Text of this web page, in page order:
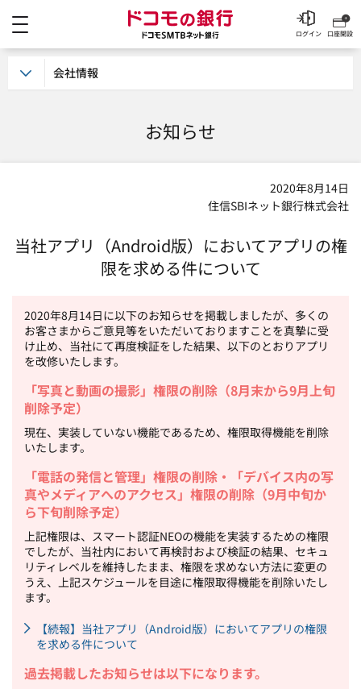
ドコモの銀行 ドコモ
口座開設
ログイン
お知らせ
2020年8月14日
住信SBIネット銀行株式会社
当社アプリ（Android版）においてアプリの権
限を求める件について
2020年8月14日に以下のお知らせを掲載しましたが、多くの
お客さまからご意見等をいただいておりますことを真摯に受
け止め、当社にて再度検証をした結果、以下のとおりアプリ
を改修いたします。
「写真と動画の撮影」権限の削除（8月末から9月上旬
削除予定）
現在、実装していない機能であるため、権限取得機能を削除
いたします。
「電話の発信と管理」権限の削除・「デバイス内の写
真やメディアへのアクセス」権限の削除（9月中旬か
ら下旬削除予定）
上記権限は、スマート認証NEOの機能を実装するための権限
でしたが、当社内において再検討および検証の結果、セキュ
リティレベルを維持したまま、権限を求めない方法に変更の
うえ、上記スケジュールを目途に権限取得機能を削除いたし
ます。
【続報】当社アプリ（Android版）においてアプリの権限
を求める件について
過去掲載したお知らせは以下になります。
会社情報